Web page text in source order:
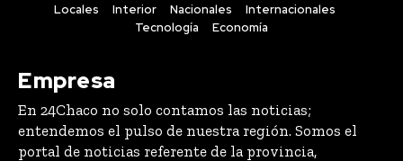
Locales Interior Nacionales
Internacionales
Tecnología
Economía
Empresa
En 24Chaco no solo contamos las noticias;
entendemos el pulso de nuestra región. Somos el
portal de noticias referente de la provincia,